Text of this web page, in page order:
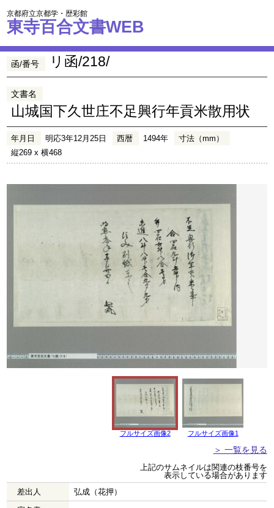
京都府立京都学・歴彩館
東寺百合文書WEB
函/番号 リ函/218/
文書名
山城国下久世庄不足興行年貢米散用状
年月日 明応3年12月25日 西暦 1494年
寸法（mm）
縦269 x 横468
フルサイズ画像2 フルサイズ画像1
＞ 一覧を見る
上記のサムネイルは関連の枝番号を
表示している場合があります
差出人
弘成（花押）